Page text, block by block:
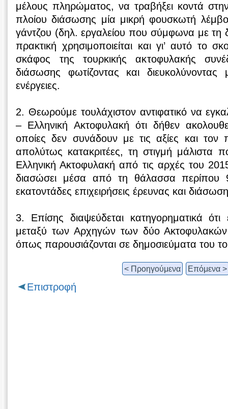
μέλους πληρώματος, να τραβήξει κοντά
πλοίου διάσωσης μία μικρή φουσκωτή
γάντζου (δηλ. εργαλείου που σύμφωνα με τη
πρακτική χρησιμοποιείται και γι’ αυτό το
σκάφος της τουρκικής ακτοφυλακής
διάσωσης φωτίζοντας και
ενέργειες.
2. Θεωρούμε τουλάχιστον αντιφατικό να
– Ελληνική Ακτοφυλακή ότι δήθεν
οποίες δεν συνάδουν με τις αξίες και τον
απολύτως κατακριτέες, τη στιγμή μάλιστα
Ελληνική Ακτοφυλακή από τις αρχές του
διασώσει μέσα από τη θάλασσα περίπου
εκατοντάδες επιχειρήσεις έρευνας και
3. Επίσης διαψεύδεται κατηγορηματικά
μεταξύ των Αρχηγών των δύο Ακτοφυλακών
όπως παρουσιάζονται σε δημοσιεύματα του
< Προηγούμενα Επόμενα >
Επιστροφή